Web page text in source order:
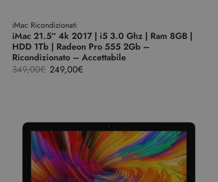
iMac Ricondizionati
iMac 21.5″ 4k 2017 | i5 3.0 Ghz | Ram 8GB |
HDD 1Tb | Radeon Pro 555 2Gb –
Ricondizionato – Accettabile
349,00€ 249,00€